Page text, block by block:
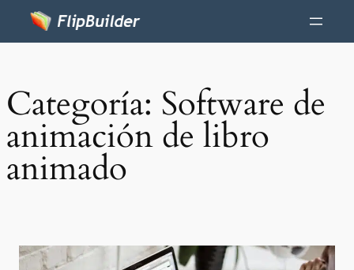
Categoría: Software de
animación de libro
animado